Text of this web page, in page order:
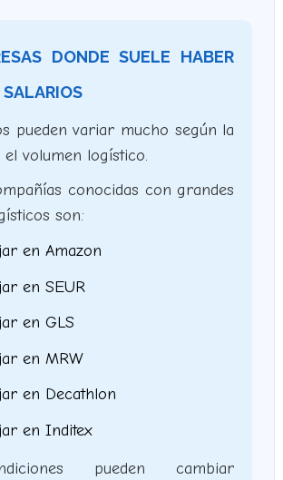
DONDE SUELE HABER
SALARIOS
pueden variar mucho según la
volumen logístico.
conocidas con grandes
son:
en Amazon
en SEUR
en GLS
en MRW
en Decathlon
en Inditex
pueden cambiar